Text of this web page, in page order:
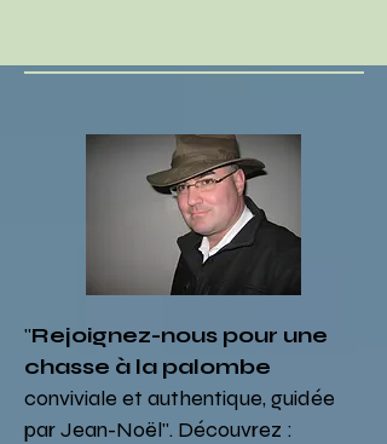
"Rejoignez-nous pour une
chasse à la palombe
conviviale et authentique, guidée
par Jean-Noël". Découvrez :